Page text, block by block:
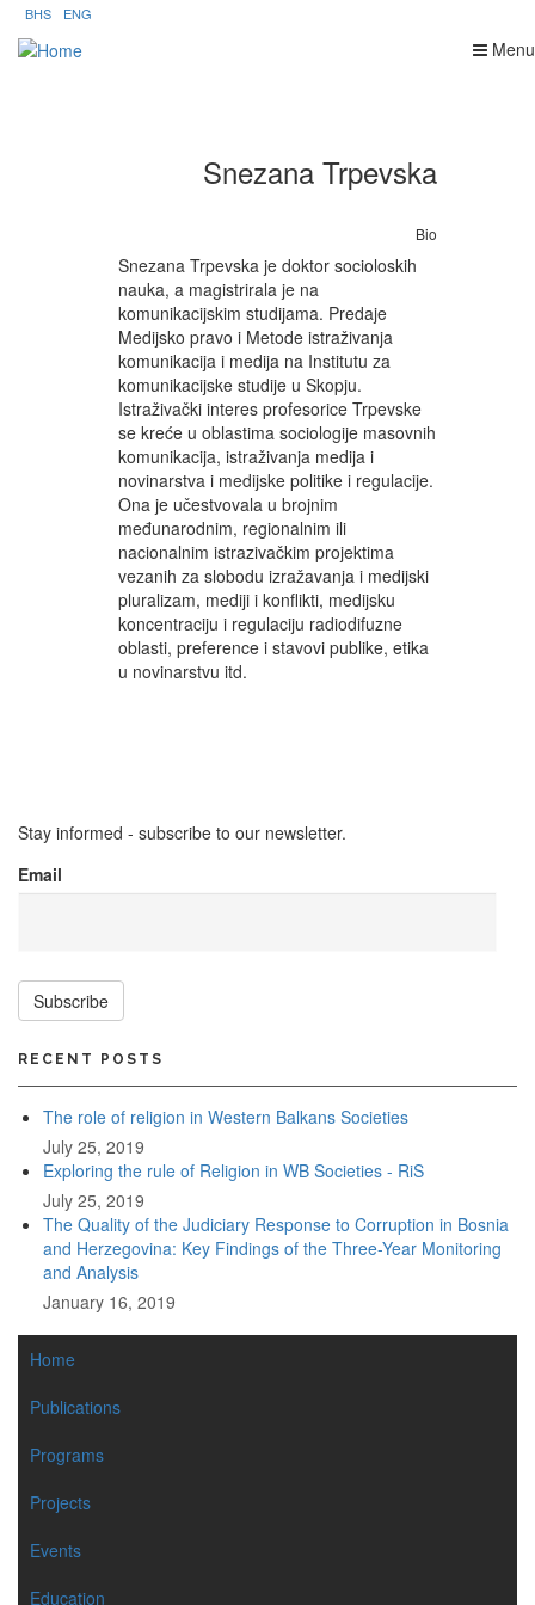
Skip
main
BHS ENG
Menu
Snezana Trpevska
Bio
Snezana Trpevska je doktor socioloskih
nauka, a magistrirala je na
komunikacijskim studijama. Predaje
Medijsko pravo i Metode istraživanja
komunikacija i medija na Institutu za
komunikacijske studije u Skopju.
Istraživački interes profesorice Trpevske
se kreće u oblastima sociologije masovnih
komunikacija, istraživanja medija i
novinarstva i medijske politike i regulacije.
Ona je učestvovala u brojnim
međunarodnim, regionalnim ili
nacionalnim istrazivačkim projektima
vezanih za slobodu izražavanja i medijski
pluralizam, mediji i konflikti, medijsku
koncentraciju i regulaciju radiodifuzne
oblasti, preference i stavovi publike, etika
u novinarstvu itd.
Stay informed - subscribe to our newsletter.
Email
Subscribe
RECENT POSTS
The role of religion in Western Balkans Societies
July 25, 2019
Exploring the rule of Religion in WB Societies - RiS
July 25, 2019
The Quality of the Judiciary Response to Corruption in Bosnia
and Herzegovina: Key Findings of the Three-Year Monitoring
and Analysis
January 16, 2019
MAIN
Home
Publications
Programs
Projects
Events
Education